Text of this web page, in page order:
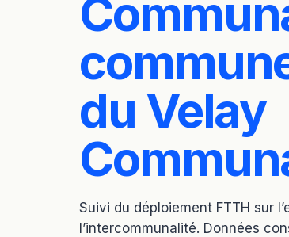
du Velay
Suivi du déploiement FTTH sur
l’intercommunalité. Données